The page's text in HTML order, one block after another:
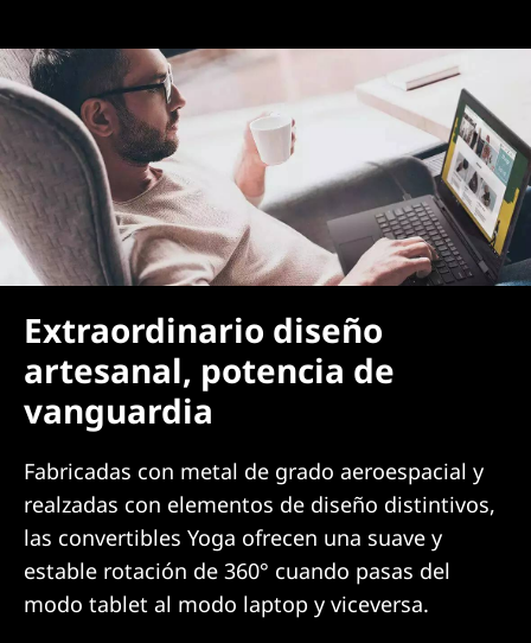
Extraordinario diseño
artesanal, potencia de
vanguardia
Fabricadas con metal de grado aeroespacial y
realzadas con elementos de diseño distintivos,
las convertibles Yoga ofrecen una suave y
estable rotación de 360° cuando pasas del
modo tablet al modo laptop y viceversa.